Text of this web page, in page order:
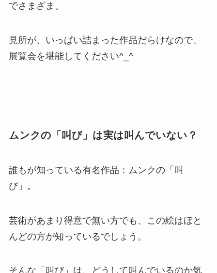
でさまざま。
見所が、いっぱい詰まった作品だらけなので、
展覧会を堪能してください^_^
ムンクの「叫び」は実は叫んでいない？
誰もが知っている有名作品：ムンクの「叫
び」。
芸術があまり得意で無い方でも、この絵はほと
んどの方が知っているでしょう。
そんな「叫び」は、どうして叫んでいるのか気